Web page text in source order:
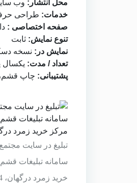
محل انتشار: وب
خدمات: طراحی
صفحه اختصاصی :
تنوع نمایش: ثابت
نمایش در: نسخه
تعداد / مدت: یکسال یا 1000
پشتیبانی: چاپ قشم
تبلیغ در سایت
سامانه تبلیغات
خرید زمرد درگهان، SP04